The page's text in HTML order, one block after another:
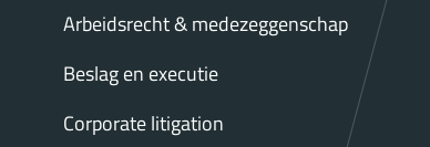
Arbeidsrecht & medezeggenschap
Beslag en executie
Corporate litigation